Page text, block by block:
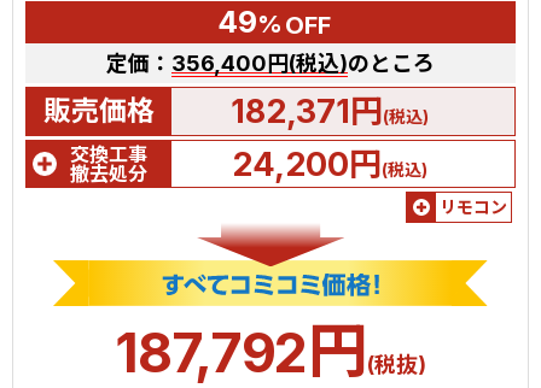
49% OFF
定価： 356,400円(税込)のところ
販売価格 182,371円(税込)
交換工事
撤去処分
24,200円(税込)
リモコン
187,792円(税抜)